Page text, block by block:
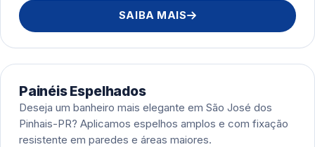
SAIBA MAIS
Painéis Espelhados
Deseja um banheiro mais elegante em São José dos
Pinhais-PR? Aplicamos espelhos amplos e com fixação
resistente em paredes e áreas maiores.